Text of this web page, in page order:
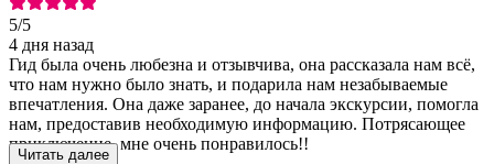
5/5
4 дня назад
Гид была очень любезна и отзывчива, она рассказала нам всё,
что нам нужно было знать, и подарила нам незабываемые
впечатления. Она даже заранее, до начала экскурсии, помогла
нам, предоставив необходимую информацию. Потрясающее
приключение, мне очень понравилось!!
Читать далее